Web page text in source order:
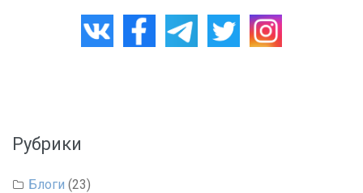
Рубрики
Блоги (23)